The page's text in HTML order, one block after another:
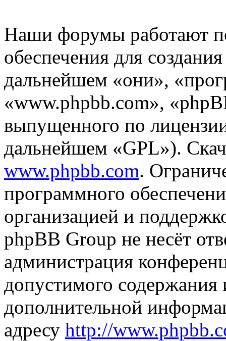
Наши форумы работают
обеспечения для
дальнейшем «они»,
«www.phpbb.com»,
выпущенного по
дальнейшем «GPL»).
www.phpbb.com.
программного
организацией и
phpBB Group не несёт
администрация
допустимого
дополнительной
адресу http://